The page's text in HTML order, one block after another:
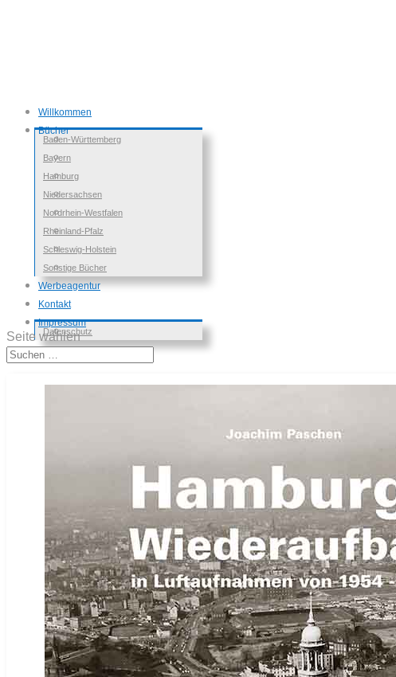
Willkommen
Bücher
Baden-Württemberg
Bayern
Hamburg
Niedersachsen
Nordrhein-Westfalen
Rheinland-Pfalz
Schleswig-Holstein
Sonstige Bücher
Werbeagentur
Kontakt
Impressum
Datenschutz
Seite wählen